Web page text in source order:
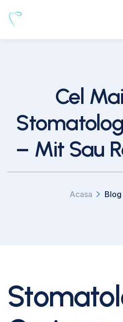
Cel
– Mit Sau
Acasa